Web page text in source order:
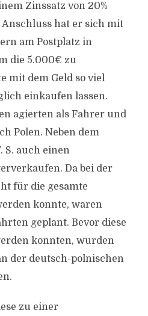
Zinssatz von 20%
Anschluss hat er sich mit
am Postplatz in
die 5.000€ zu
mit dem Geld so viel
einkaufen lassen.
agierten als Fahrer und
Polen. Neben dem
S. auch einen
Da bei der
für die gesamte
konnte, waren
geplant. Bevor diese
konnten, wurden
der deutsch-polnischen
zu einer